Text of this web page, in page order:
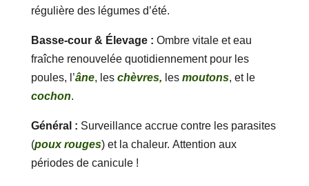
régulière des légumes d’été.
Basse-cour & Élevage : Ombre vitale et eau
fraîche renouvelée quotidiennement pour les
poules, l’âne, les chèvres, les moutons, et le
cochon.
Général : Surveillance accrue contre les parasites
(poux rouges) et la chaleur. Attention aux
périodes de canicule !